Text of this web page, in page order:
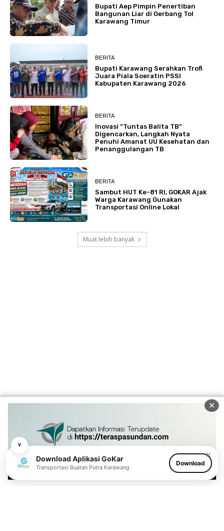
˅
✕
Download Aplikasi GoKar
Transportasi Buatan Putra Karawang
Download
Bupati Aep Pimpin Penertiban
Bangunan Liar di Gerbang Tol
Karawang Timur
BERITA
Bupati Karawang Serahkan Trofi
Juara Piala Soeratin PSSI
Kabupaten Karawang 2026
BERITA
Inovasi “Tuntas Balita TB”
Digencarkan, Langkah Nyata
Penuhi Amanat UU Kesehatan dan
Penanggulangan TB
BERITA
Sambut HUT Ke-81 RI, GOKAR Ajak
Warga Karawang Gunakan
Transportasi Online Lokal
Muat lebih banyak
✕